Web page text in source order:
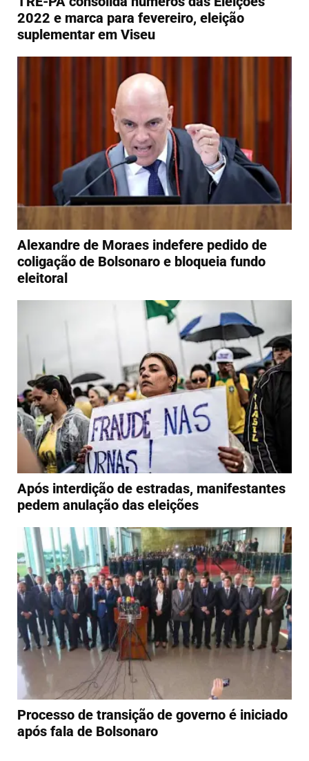
2022 e marca para fevereiro, eleição
suplementar em Viseu
Alexandre de Moraes indefere pedido de
coligação de Bolsonaro e bloqueia fundo
eleitoral
Após interdição de estradas, manifestantes
pedem anulação das eleições
Processo de transição de governo é iniciado
após fala de Bolsonaro